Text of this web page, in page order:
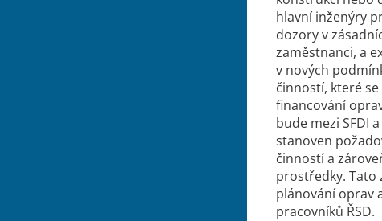
hlavní inženýry
dozory v
zaměstnanci, a
v nových
činností, které
financování
bude mezi SFDI
stanoven
činností a
prostředky.
plánování oprav
pracovníků ŘSD.